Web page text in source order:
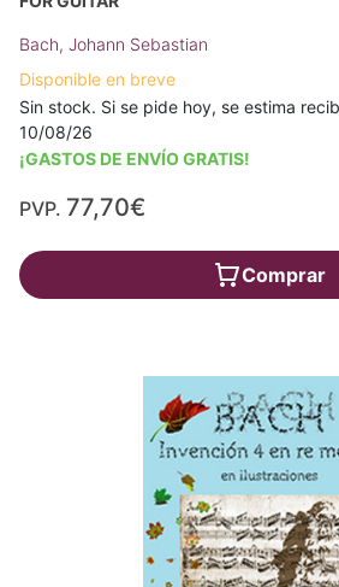
Bach, Johann Sebastian
Disponible en breve
Sin stock. Si se pide hoy, se estima
10/08/26
¡GASTOS DE ENVÍO GRATIS!
PVP. 77,70€
Comprar